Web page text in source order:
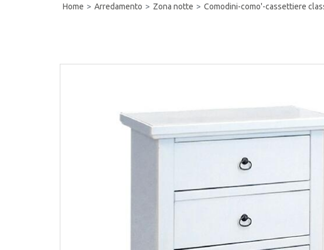
Home Arredamento Zona notte Comodini-como'-cassettiere